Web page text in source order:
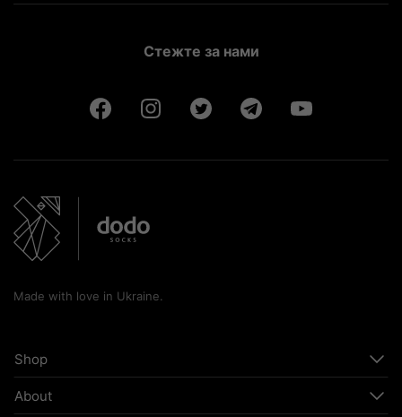
Стежте за нами
Made with love in Ukraine.
Shop
About